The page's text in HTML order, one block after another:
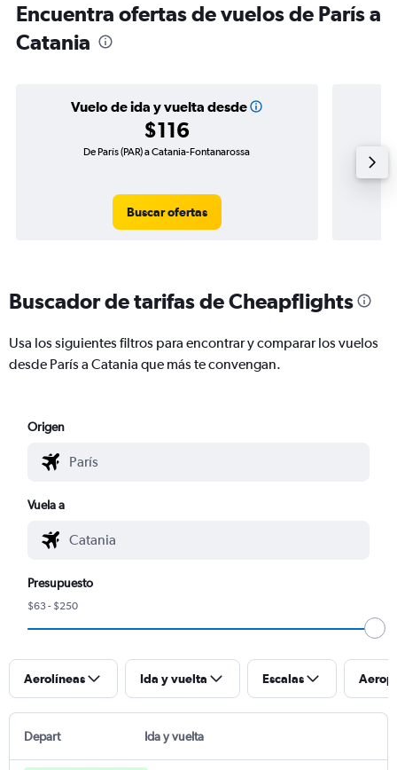
Encuentra ofertas de vuelos de París a
Catania
Vuelo de ida y vuelta desde
$116
De París (PAR) a Catania-Fontanarossa
Buscar ofertas
Buscador de tarifas de Cheapflights
Usa los siguientes filtros para encontrar y comparar los vuelos
desde París a Catania que más te convengan.
Origen
Vuela a
Presupuesto
$63 - $250
Aerolíneas Ida y vuelta Escalas
Depart Ida y vuelta